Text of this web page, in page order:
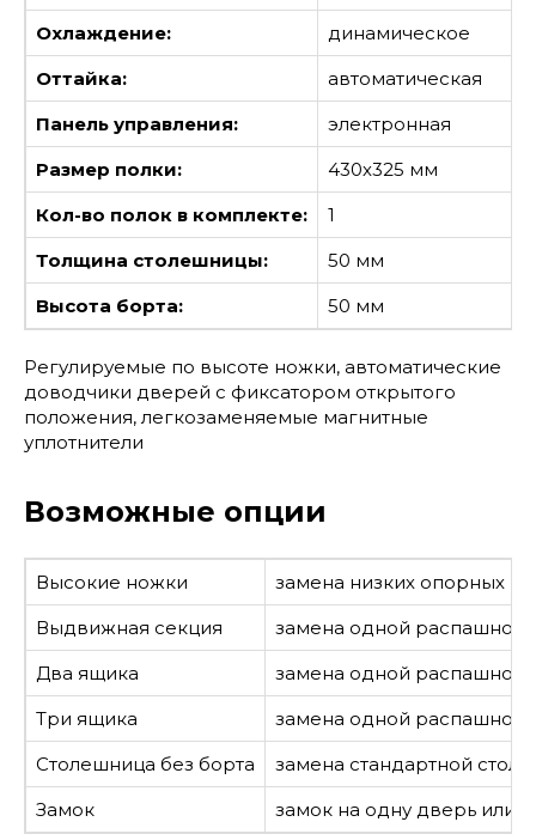
Охлаждение:
динамическое
Оттайка:
автоматическая
Панель управления:
электронная
Размер полки:
430х325 мм
Кол-во полок в комплекте:
1
Толщина столешницы:
50 мм
Высота борта:
50 мм
Регулируемые по высоте ножки, автоматические
доводчики дверей с фиксатором открытого
положения, легкозаменяемые магнитные
уплотнители
Возможные опции
Высокие ножки
замена низких опорных
Выдвижная секция
замена одной
Два ящика
замена одной распашной
Три ящика
замена одной распашной
Столешница без борта
замена стандартной
Замок
замок на одну дверь или